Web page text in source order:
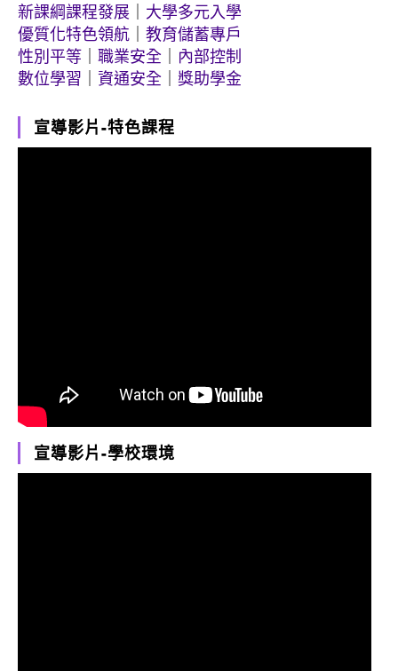
新課綱課程發展
大學多元入學
優質化特色領航
教育儲蓄專戶
性別平等
職業安全
內部控制
數位學習
資通安全 獎助學金
宣導影片-特色課程
宣導影片-學校環境